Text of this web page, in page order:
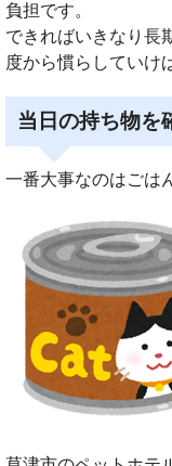
負担です。
できればいきなり長
度から慣らしていけ
当日の持ち物を
一番大事なのはごは